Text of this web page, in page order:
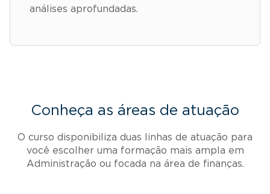
análises aprofundadas.
Conheça as áreas de atuação
O curso disponibiliza duas linhas de atuação para
você escolher uma formação mais ampla em
Administração ou focada na área de finanças.